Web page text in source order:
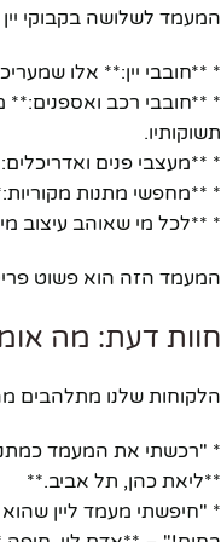
המעמד לשלושה בקבוקי
* **חובבי יין:** אלו
* **חובבי רכב
תשוקותיו.
* **מעצבי פנים
* **מחפשי מתנות
* **לכל מי שאוהב עיצוב
המעמד הזה הוא פשוט
חוות דעת: מה
הלקוחות שלנו מתלהבים
* "רכשתי את המעמד
**ליאת כהן, תל אביב.**
* "חיפשתי מעמד ליין